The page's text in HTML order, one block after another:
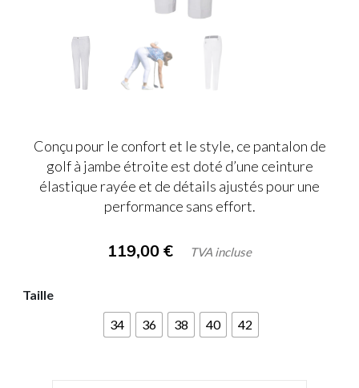
Conçu pour le confort et le style, ce pantalon de
golf à jambe étroite est doté d’une ceinture
élastique rayée et de détails ajustés pour une
performance sans effort.
119,00 € TVA incluse
Taille
34
36 38 40 42